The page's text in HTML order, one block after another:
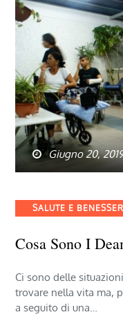
Giugno 20,
Categories
SALUTE E
Cosa Sono I
Ci sono delle
trovare nella vita ma,
a seguito di una…